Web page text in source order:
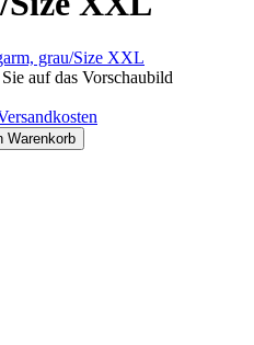
auf das Vorschaubild
Warenkorb